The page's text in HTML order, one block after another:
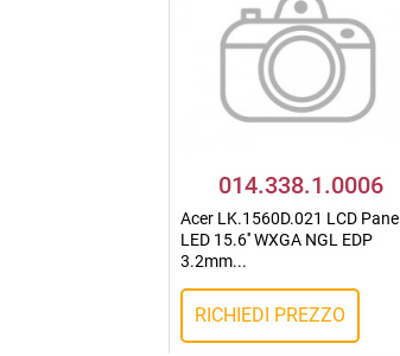
014.338.1.0006
Acer LK.1560D.021 LCD Panel
LED 15.6'' WXGA NGL EDP
3.2mm...
RICHIEDI PREZZO